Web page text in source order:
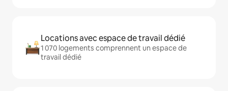
Locations avec espace de travail dédié
1 070 logements comprennent un espace de
travail dédié